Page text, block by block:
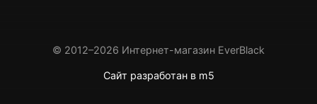
© 2012–2026 Интернет-магазин EverBlack
Сайт разработан в m5